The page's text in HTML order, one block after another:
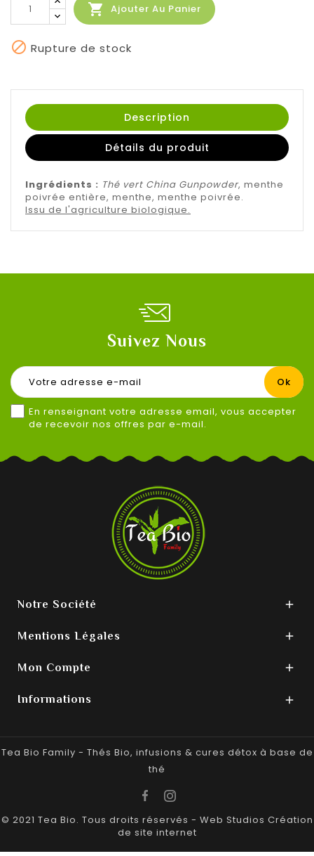
 Ajouter Au Panier
 Rupture de stock
Description
Détails du produit
Ingrédients : Thé vert China Gunpowder, menthe
poivrée entière, menthe, menthe poivrée.
Issu de l'agriculture biologique.
Suivez Nous
En renseignant votre adresse email, vous accepter
de recevoir nos offres par e-mail.
Notre Société 
Mentions Légales 
Mon Compte 
Informations 
Tea Bio Family - Thés Bio, infusions & cures détox à base de
thé
© 2021 Tea Bio. Tous droits réservés - Web Studios Création
de site internet